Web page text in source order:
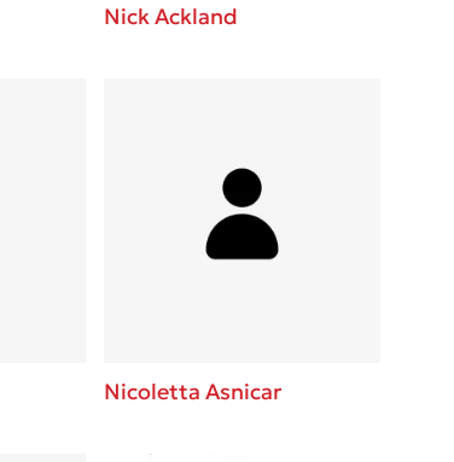
Nick Ackland
Nicoletta Asnicar